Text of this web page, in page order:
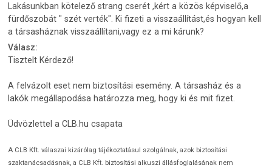
Lakásunkban kötelező strang cserét ,kért a közös képviselő,a
fürdőszobát " szét verték". Ki fizeti a visszaállítást,és hogyan kell
a társasháznak visszaállítani,vagy ez a mi kárunk?
Válasz:
Tisztelt Kérdező!
A felvázolt eset nem biztosítási esemény. A társasház és a
lakók megállapodása határozza meg, hogy ki és mit fizet.
Üdvözlettel a CLB.hu csapata
A CLB Kft. válaszai kizárólag tájékoztatásul szolgálnak, azok biztosítási
szaktanácsadásnak, a CLB Kft. biztosítási alkuszi állásfoglalásának nem